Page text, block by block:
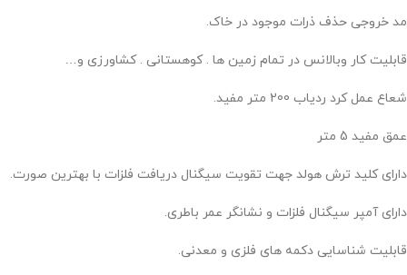
مد خروجی حذف ذرات موجود در خاک.
قابلیت کار وبالانس در تمام زمین ها . کوهستانی . کشاورزی و…
شعاع عمل کرد ردیاب 200 متر مفید.
عمق مفید 5 متر
دارای کلید ترش هولد جهت تقویت سیگنال دریافت فلزات با بهترین صورت.
دارای آمپر سیگنال فلزات و نشانگر عمر باطری.
قابلیت شناسایی دکمه های فلزی و معدنی.